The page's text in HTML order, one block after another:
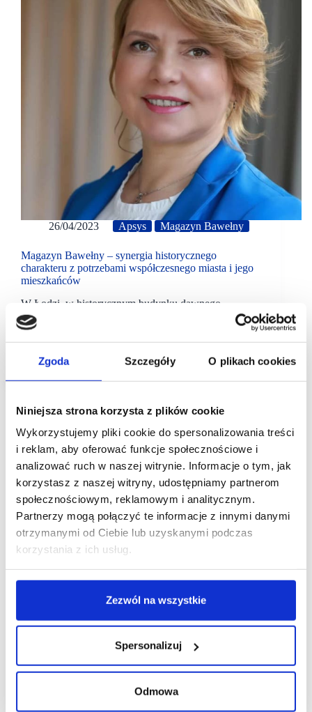
Zgoda Szczegóły O plikach cookies
Niniejsza strona korzysta z plików cookie
Wykorzystujemy pliki cookie do spersonalizowania treści
i reklam, aby oferować funkcje społecznościowe i
analizować ruch w naszej witrynie. Informacje o tym, jak
korzystasz z naszej witryny, udostępniamy partnerom
społecznościowym, reklamowym i analitycznym.
Partnerzy mogą połączyć te informacje z innymi danymi
otrzymanymi od Ciebie lub uzyskanymi podczas
korzystania z ich usług.
Zezwól na wszystkie
Spersonalizuj
Odmowa
26/04/2023 Apsys Magazyn Bawełny
Magazyn Bawełny – synergia historycznego
charakteru z potrzebami współczesnego miasta i jego
mieszkańców
W Łodzi, w historycznym budynku dawnego
Magazynu Bawełny, powstaje wyjątkowy obiekt
biurowo-usługowy. Wspólnie z ikoną miasta –
Manufakturą, stworzy on jeden z największych
kompleksów mixed-use w Europie.